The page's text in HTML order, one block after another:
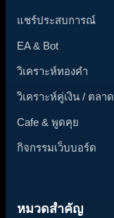
แชร์ประสบการณ์
EA & Bot
วิเคราะห์ทองคำ
วิเคราะห์คู่เงิน / ตลาด
Cafe & พูดคุย
กิจกรรมเว็บบอร์ด
หมวดสำคัญ